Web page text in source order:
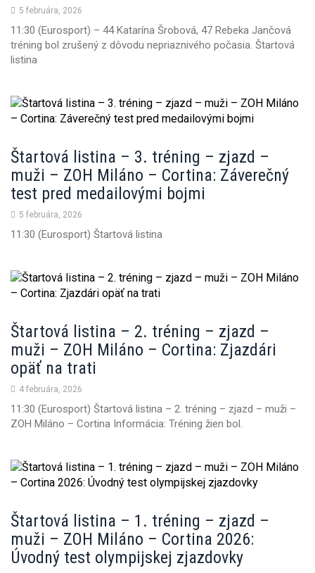
5 februára, 2026
11:30 (Eurosport) – 44 Katarína Šrobová, 47 Rebeka Jančová
tréning bol zrušený z dôvodu nepriaznivého počasia. Štartová
listina
Štartová listina – 3. tréning – zjazd –
muži – ZOH Miláno – Cortina: Záverečný
test pred medailovými bojmi
5 februára, 2026
11:30 (Eurosport) Štartová listina
Štartová listina – 2. tréning – zjazd –
muži – ZOH Miláno – Cortina: Zjazdári
opäť na trati
4 februára, 2026
11:30 (Eurosport) Štartová listina – 2. tréning – zjazd – muži –
ZOH Miláno – Cortina Informácia: Tréning žien bol.
Štartová listina – 1. tréning – zjazd –
muži – ZOH Miláno – Cortina 2026:
Úvodný test olympijskej zjazdovky